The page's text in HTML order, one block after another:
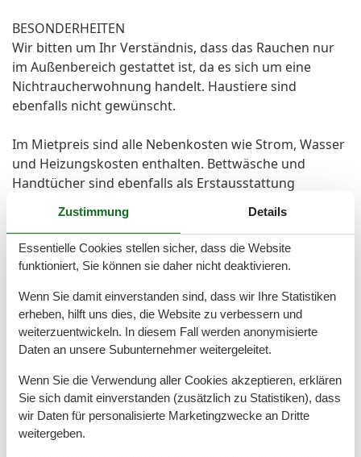
BESONDERHEITEN
Wir bitten um Ihr Verständnis, dass das Rauchen nur
im Außenbereich gestattet ist, da es sich um eine
Nichtraucherwohnung handelt. Haustiere sind
ebenfalls nicht gewünscht.
Im Mietpreis sind alle Nebenkosten wie Strom, Wasser
und Heizungskosten enthalten. Bettwäsche und
Handtücher sind ebenfalls als Erstausstattung
Als Zusatzleistung steht Ihnen eine Internetnutzung
über WLAN kostenfrei zur Verfügung, wobei gem. AGB
dieser Ferienwohnung steht ein kostenloser Pkw-
Stellplatz zur Verfügung.
Vor Ort
Kurtaxe
Gesamte Ausstattung
Zustimmung Details
Essentielle Cookies stellen sicher, dass die Website
funktioniert, Sie können sie daher nicht deaktivieren.
Wenn Sie damit einverstanden sind, dass wir Ihre Statistiken
erheben, hilft uns dies, die Website zu verbessern und
weiterzuentwickeln. In diesem Fall werden anonymisierte
Daten an unsere Subunternehmer weitergeleitet.
Wenn Sie die Verwendung aller Cookies akzeptieren, erklären
Sie sich damit einverstanden (zusätzlich zu Statistiken), dass
wir Daten für personalisierte Marketingzwecke an Dritte
weitergeben.